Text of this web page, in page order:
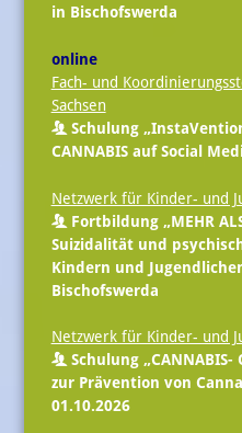
in Bischofswerda
online
Fach- und
Sachsen
Schulung
CANNABIS auf Social
Netzwerk für Kinder- und
Fortbildung „MEHR
Suizidalität und
Kindern und
Bischofswerda
Netzwerk für Kinder- und
Schulung „CANNABIS-
zur Prävention von
01.10.2026